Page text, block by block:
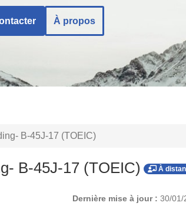
À propos
B-45J-17 (TOEIC)
B-45J-17 (TOEIC) À
Dernière mise à jour : 30/01/